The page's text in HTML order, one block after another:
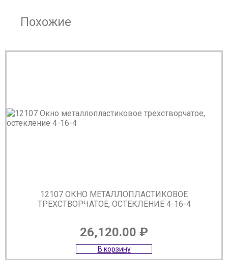
Похожие
12107 ОКНО МЕТАЛЛОПЛАСТИКОВОЕ
ТРЕХСТВОРЧАТОЕ, ОСТЕКЛЕНИЕ 4-16-4
26,120.00 ₽
В корзину